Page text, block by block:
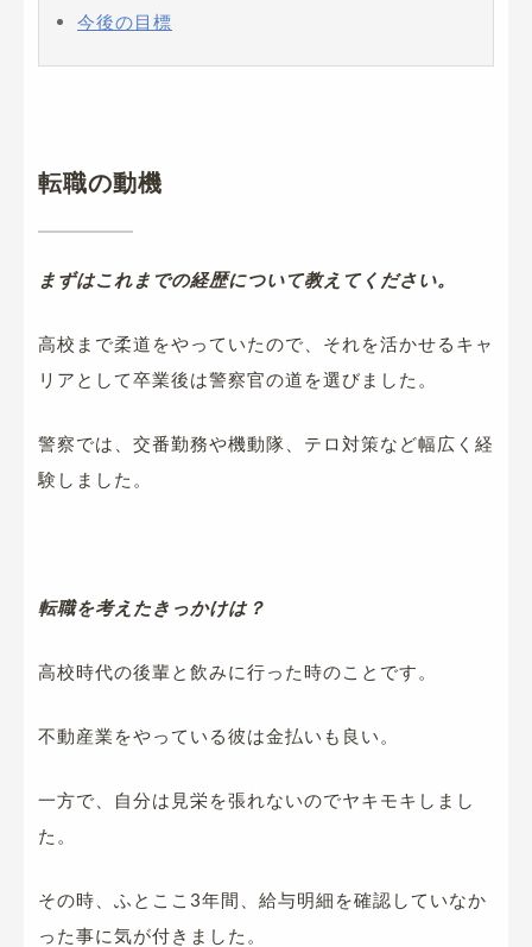
今後の目標
転職の動機
まずはこれまでの経歴について教えてください。
高校まで柔道をやっていたので、それを活かせるキャ
リアとして卒業後は警察官の道を選びました。
警察では、交番勤務や機動隊、テロ対策など幅広く経
験しました。
転職を考えたきっかけは？
高校時代の後輩と飲みに行った時のことです。
不動産業をやっている彼は金払いも良い。
一方で、自分は見栄を張れないのでヤキモキしまし
た。
その時、ふとここ3年間、給与明細を確認していなか
った事に気が付きました。